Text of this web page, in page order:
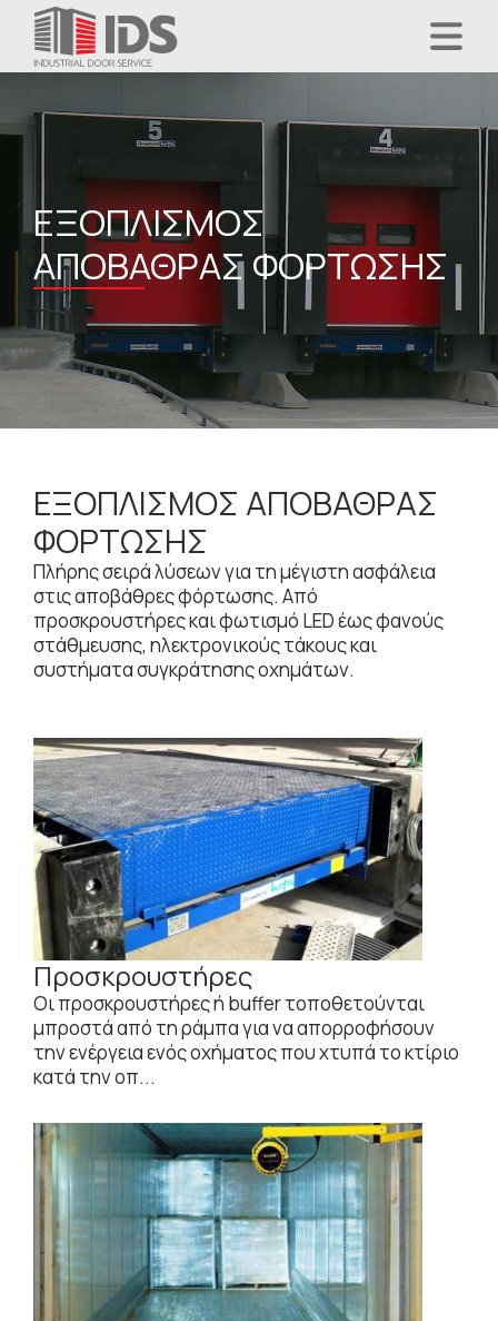
ΕΞΟΠΛΙΣΜΌΣ
ΑΠΟΒΆΘΡΑΣ ΦΌΡΤΩΣΗΣ
ΕΞΟΠΛΙΣΜΟΣ ΑΠΟΒΑΘΡΑΣ
ΦΟΡΤΩΣΗΣ
Πλήρης σειρά λύσεων για τη μέγιστη ασφάλεια
στις αποβάθρες φόρτωσης. Από
προσκρουστήρες και φωτισμό LED έως φανούς
στάθμευσης, ηλεκτρονικούς τάκους και
συστήματα συγκράτησης οχημάτων.
Προσκρουστήρες
Οι προσκρουστήρες ή buffer τοποθετούνται
μπροστά από τη ράμπα για να απορροφήσουν
την ενέργεια ενός οχήματος που χτυπά το κτίριο
κατά την οπ...